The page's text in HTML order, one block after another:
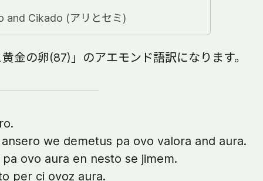
and Cikado (アリとセミ)
金の卵(87)」のアエモンド語訳になります。
we demetus pa ovo valora and aura.
ovo aura en nesto se jimem.
per ci ovoz aura.